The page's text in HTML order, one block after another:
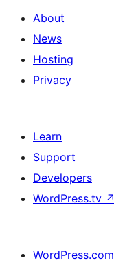
About
News
Hosting
Privacy
Learn
Support
Developers
WordPress.tv ↗
WordPress.com